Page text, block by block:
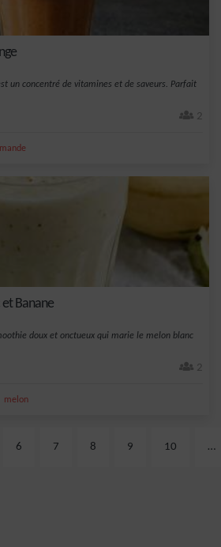
un concentré de vitamines et de saveurs. Parfait
2
Banane
doux et onctueux qui marie le melon blanc
2
melon
6 7 8 9 10 …